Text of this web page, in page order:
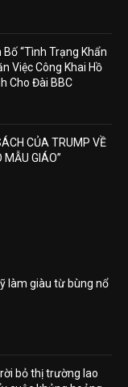
“Tình Trạng Khẩn
Việc Công Khai Hồ
Cho Đài BBC
CỦA TRUMP VỀ
MẪU GIÁO”
làm giàu từ bùng nổ
bỏ thị trường lao